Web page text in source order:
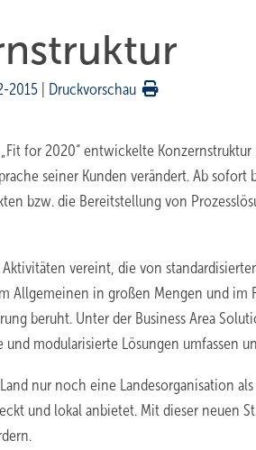
2015 Druckvorschau
for 2020“ entwickelte
seiner Kunden verändert. Ab
bzw. die Bereitstellung von
Aktivitäten vereint, die von
Allgemeinen in großen Mengen und
beruht. Unter der Business Area
und modularisierte Lösungen umfassen
nur noch eine Landesorganisation
und lokal anbietet. Mit dieser neuen